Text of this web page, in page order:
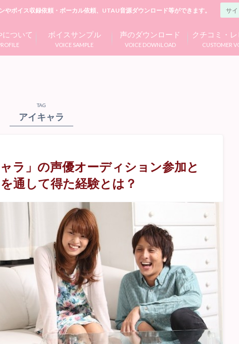
ボイス収録依頼・ボーカル依頼、UTAU音源ダウンロード等ができます。
ついて
VOICE SAMPLE
ボイスサンプル
VOICE DOWNLOAD
声のダウンロード
CUSTOMER
クチコミ・
TAG
アイキャラ
ラ」の声優オーディション参加と
通して得た経験とは？